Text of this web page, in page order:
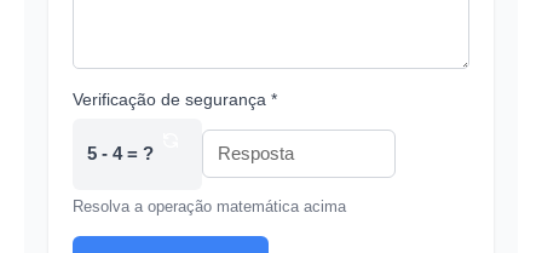
Verificação de segurança *
5 - 4 = ?
Resolva a operação matemática acima